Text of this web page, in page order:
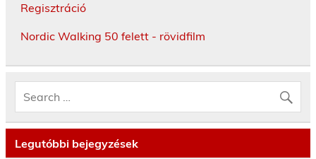
Regisztráció
Nordic Walking 50 felett - rövidfilm
Legutóbbi bejegyzések